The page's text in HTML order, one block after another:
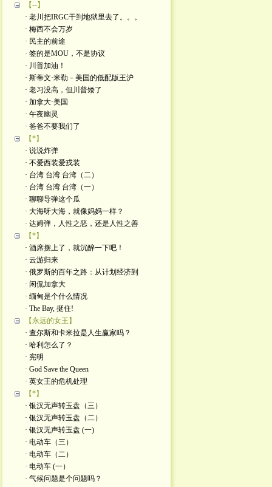
【--】
· 老川把IRGC干到地狱里去了。。。
· 梅西不会万岁
· 民主的前途
· 签的是MOU，不是协议
· 川普加油！
· 斯蒂文·米勒－美国的低配版王沪
· 老习没高，但川普矮了
· 加拿大·美国
· 午夜幽灵
· 爸爸不要我们了
【*】
· 说说炸弹
· 不爱西装爱戎装
· 台湾 台湾 台湾（二）
· 台湾 台湾 台湾（一）
· 聊聊导弹这个瓜
· 大海呀大海，就像妈妈一样？
· 达姆弹，人性之恶，还是人性之善
【*】
· 酒席摆上了，就沉醉一下吧！
· 云游归来
· 俄罗斯的百年之路：从计划经济到
· 闲侃加拿大
· 缅甸是个什么情况
· The Bay, 挺住!
【永远的女王】
· 查尔斯和卡米拉是人生赢家吗？
· 哈利怎么了？
· 宪明
· God Save the Queen
· 英女王的危机处理
【*】
· 银汉无声转玉盘（三）
· 银汉无声转玉盘（二）
· 银汉无声转玉盘 (一)
· 电动车（三）
· 电动车（二）
· 电动车 (一）
· 气候问题是个问题吗？